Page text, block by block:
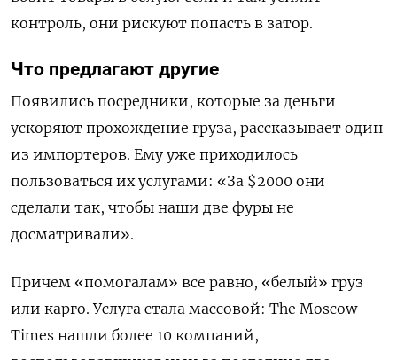
контроль, они рискуют попасть в затор.
Что предлагают другие
Появились посредники, которые за деньги
ускоряют прохождение груза, рассказывает один
из импортеров. Ему уже приходилось
пользоваться их услугами: «За $2000 они
сделали так, чтобы наши две фуры не
досматривали».
Причем «помогалам» все равно, «белый» груз
или карго. Услуга стала массовой: The Moscow
Times нашли более 10 компаний,